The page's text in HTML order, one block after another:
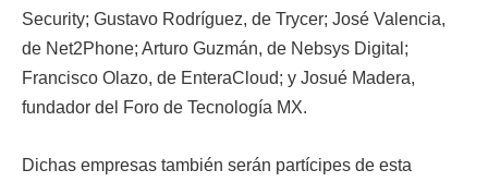
Security; Gustavo Rodríguez, de Trycer; José Valencia,
de Net2Phone; Arturo Guzmán, de Nebsys Digital;
Francisco Olazo, de EnteraCloud; y Josué Madera,
fundador del Foro de Tecnología MX.
Dichas empresas también serán partícipes de esta